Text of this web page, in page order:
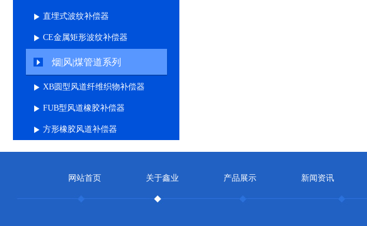
直埋式波纹补偿器
CE金属矩形波纹补偿器
烟|风|煤管道系列
XB圆型风道纤维织物补偿器
FUB型风道橡胶补偿器
方形橡胶风道补偿器
网站首页 关于鑫业 产品展示 新闻资讯